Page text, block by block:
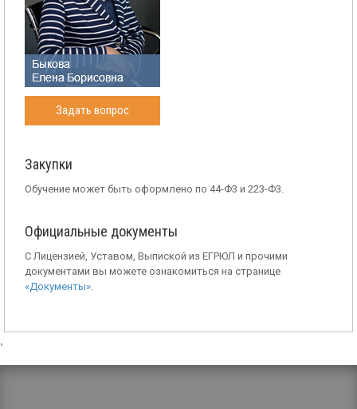
Задать вопрос
Закупки
Обучение может быть оформлено по 44-Ф3 и 223-Ф3.
Официальные документы
С Лицензией, Уставом, Выпиской из ЕГРЮЛ и прочими
документами вы можете ознакомиться на странице
«Документы».